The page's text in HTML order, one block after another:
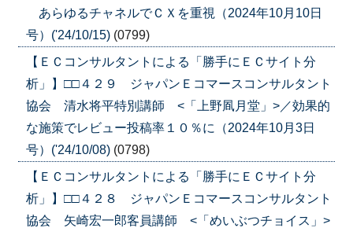
あらゆるチャネルでＣＸを重視（2024年10月10日
号）('24/10/15) (0799)
【ＥＣコンサルタントによる「勝手にＥＣサイト分
析」】□□４２９ ジャパンＥコマースコンサルタント
協会 清水将平特別講師 <「上野凮月堂」>／効果的
な施策でレビュー投稿率１０％に（2024年10月3日
号）('24/10/08) (0798)
【ＥＣコンサルタントによる「勝手にＥＣサイト分
析」】□□４２８ ジャパンＥコマースコンサルタント
協会 矢崎宏一郎客員講師 <「めいぶつチョイス」>